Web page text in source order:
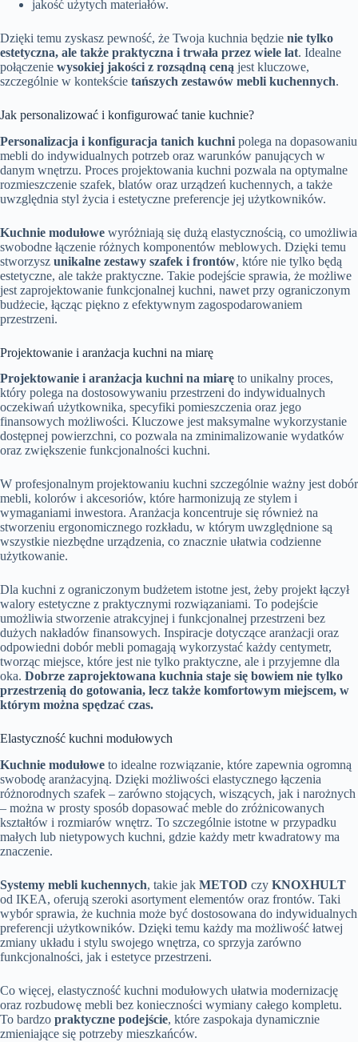
jakość użytych materiałów.
Dzięki temu zyskasz pewność, że Twoja kuchnia będzie nie tylko
estetyczna, ale także praktyczna i trwała przez wiele lat. Idealne
połączenie wysokiej jakości z rozsądną ceną jest kluczowe,
szczególnie w kontekście tańszych zestawów mebli kuchennych.
Jak personalizować i konfigurować tanie kuchnie?
Personalizacja i konfiguracja tanich kuchni polega na dopasowaniu
mebli do indywidualnych potrzeb oraz warunków panujących w
danym wnętrzu. Proces projektowania kuchni pozwala na optymalne
rozmieszczenie szafek, blatów oraz urządzeń kuchennych, a także
uwzględnia styl życia i estetyczne preferencje jej użytkowników.
Kuchnie modułowe wyróżniają się dużą elastycznością, co umożliwia
swobodne łączenie różnych komponentów meblowych. Dzięki temu
stworzysz unikalne zestawy szafek i frontów, które nie tylko będą
estetyczne, ale także praktyczne. Takie podejście sprawia, że możliwe
jest zaprojektowanie funkcjonalnej kuchni, nawet przy ograniczonym
budżecie, łącząc piękno z efektywnym zagospodarowaniem
przestrzeni.
Projektowanie i aranżacja kuchni na miarę
Projektowanie i aranżacja kuchni na miarę to unikalny proces,
który polega na dostosowywaniu przestrzeni do indywidualnych
oczekiwań użytkownika, specyfiki pomieszczenia oraz jego
finansowych możliwości. Kluczowe jest maksymalne wykorzystanie
dostępnej powierzchni, co pozwala na zminimalizowanie wydatków
oraz zwiększenie funkcjonalności kuchni.
W profesjonalnym projektowaniu kuchni szczególnie ważny jest dobór
mebli, kolorów i akcesoriów, które harmonizują ze stylem i
wymaganiami inwestora. Aranżacja koncentruje się również na
stworzeniu ergonomicznego rozkładu, w którym uwzględnione są
wszystkie niezbędne urządzenia, co znacznie ułatwia codzienne
użytkowanie.
Dla kuchni z ograniczonym budżetem istotne jest, żeby projekt łączył
walory estetyczne z praktycznymi rozwiązaniami. To podejście
umożliwia stworzenie atrakcyjnej i funkcjonalnej przestrzeni bez
dużych nakładów finansowych. Inspiracje dotyczące aranżacji oraz
odpowiedni dobór mebli pomagają wykorzystać każdy centymetr,
tworząc miejsce, które jest nie tylko praktyczne, ale i przyjemne dla
oka. Dobrze zaprojektowana kuchnia staje się bowiem nie tylko
przestrzenią do gotowania, lecz także komfortowym miejscem, w
którym można spędzać czas.
Elastyczność kuchni modułowych
Kuchnie modułowe to idealne rozwiązanie, które zapewnia ogromną
swobodę aranżacyjną. Dzięki możliwości elastycznego łączenia
różnorodnych szafek – zarówno stojących, wiszących, jak i narożnych
– można w prosty sposób dopasować meble do zróżnicowanych
kształtów i rozmiarów wnętrz. To szczególnie istotne w przypadku
małych lub nietypowych kuchni, gdzie każdy metr kwadratowy ma
znaczenie.
Systemy mebli kuchennych, takie jak METOD czy KNOXHULT
od IKEA, oferują szeroki asortyment elementów oraz frontów. Taki
wybór sprawia, że kuchnia może być dostosowana do indywidualnych
preferencji użytkowników. Dzięki temu każdy ma możliwość łatwej
zmiany układu i stylu swojego wnętrza, co sprzyja zarówno
funkcjonalności, jak i estetyce przestrzeni.
Co więcej, elastyczność kuchni modułowych ułatwia modernizację
oraz rozbudowę mebli bez konieczności wymiany całego kompletu.
To bardzo praktyczne podejście, które zaspokaja dynamicznie
zmieniające się potrzeby mieszkańców.